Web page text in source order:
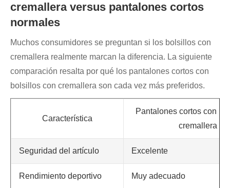
cremallera versus pantalones cortos
normales
Muchos consumidores se preguntan si los bolsillos con
cremallera realmente marcan la diferencia. La siguiente
comparación resalta por qué los pantalones cortos con
bolsillos con cremallera son cada vez más preferidos.
Característica
Pantalones cortos con
cremallera
Seguridad del artículo Excelente
Rendimiento deportivo Muy adecuado